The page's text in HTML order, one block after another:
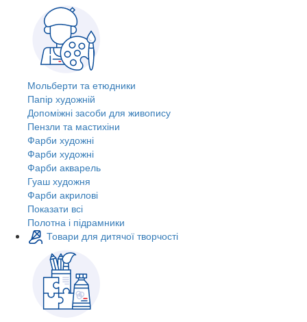
Мольберти та етюдники
Папір художній
Допоміжні засоби для живопису
Пензли та мастихіни
Фарби художні
Фарби художні
Фарби акварель
Гуаш художня
Фарби акрилові
Показати всі
Полотна і підрамники
Товари для дитячої творчості